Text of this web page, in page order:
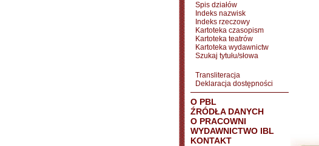
Spis działów
Indeks nazwisk
Indeks rzeczowy
Kartoteka czasopism
Kartoteka teatrów
Kartoteka wydawnictw
Szukaj tytułu/słowa
Transliteracja
Deklaracja dostępności
O PBL
ŹRÓDŁA DANYCH
O PRACOWNI
WYDAWNICTWO IBL
KONTAKT